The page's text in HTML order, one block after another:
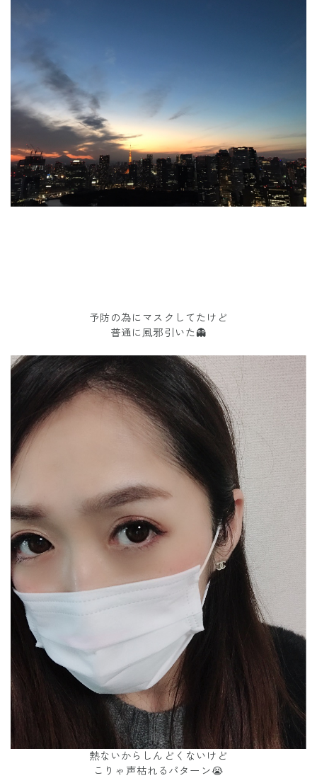
予防の為にマスクしてたけど
普通に風邪引いた👻
熱ないからしんどくないけど
こりゃ声枯れるパターン😭